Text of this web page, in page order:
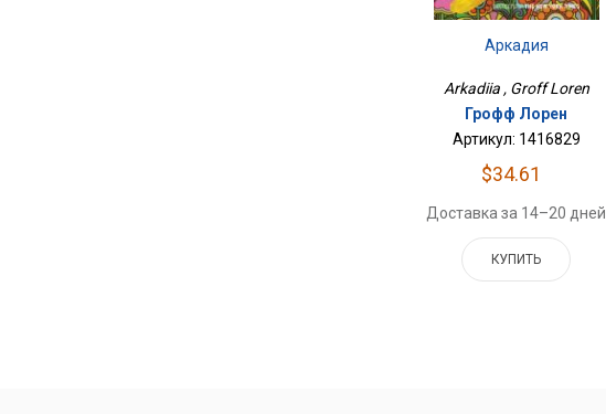
Аркадия
Arkadiia , Groff Loren
Грофф Лорен
Артикул: 1416829
$34.61
Доставка за 14–20 дней
КУПИТЬ